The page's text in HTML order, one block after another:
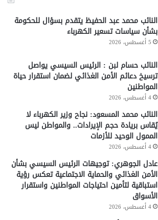
النائب محمد عبد الحفيظ يتقدم بسؤال للحكومة
بشأن سياسات تسعير الكهرباء
5 أغسطس، 2026
النائب حسام لبن : الرئيس السيسي يواصل
ترسيخ دعائم الأمن الغذائي لضمان استقرار حياة
المواطنين
4 أغسطس، 2026
النائب محمد المسعود: نجاح وزير الكهرباء لا
يُقاس بريادة حجم الإيرادات.. والمواطن ليس
الممول الوحيد للأزمات
4 أغسطس، 2026
عادل الجوهري: توجيهات الرئيس السيسي بشأن
الأمن الغذائي والحماية الاجتماعية تعكس رؤية
استباقية لتأمين احتياجات المواطنين واستقرار
الأسواق
4 أغسطس، 2026